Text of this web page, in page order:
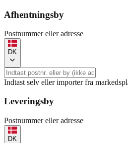
Afhentningsby
Postnummer eller adresse
DK
Indtast selv eller importer fra
Leveringsby
Postnummer eller adresse
DK